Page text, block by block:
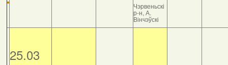
Чэрвеньскі
р-н, А.
Вінчэўскі
25.03